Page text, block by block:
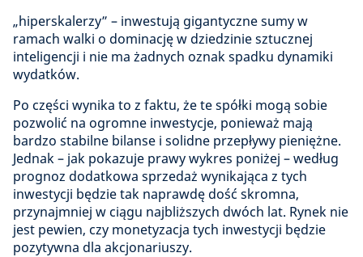
„hiperskalerzy” – inwestują gigantyczne sumy w
ramach walki o dominację w dziedzinie sztucznej
inteligencji i nie ma żadnych oznak spadku dynamiki
wydatków.
Po części wynika to z faktu, że te spółki mogą sobie
pozwolić na ogromne inwestycje, ponieważ mają
bardzo stabilne bilanse i solidne przepływy pieniężne.
Jednak – jak pokazuje prawy wykres poniżej – według
prognoz dodatkowa sprzedaż wynikająca z tych
inwestycji będzie tak naprawdę dość skromna,
przynajmniej w ciągu najbliższych dwóch lat. Rynek nie
jest pewien, czy monetyzacja tych inwestycji będzie
pozytywna dla akcjonariuszy.